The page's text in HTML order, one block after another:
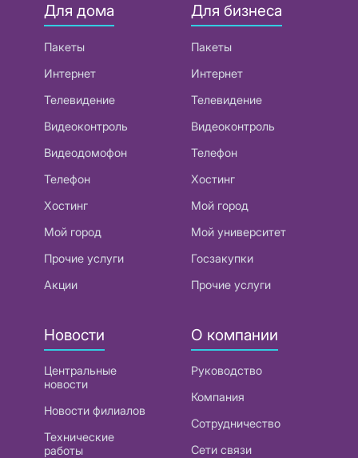
Для дома
Пакеты
Интернет
Телевидение
Видеоконтроль
Видеодомофон
Телефон
Хостинг
Мой город
Прочие услуги
Акции
Для бизнеса
Пакеты
Интернет
Телевидение
Видеоконтроль
Телефон
Хостинг
Мой город
Мой университет
Госзакупки
Прочие услуги
Новости
Центральные
новости
Новости филиалов
Технические
работы
О компании
Руководство
Компания
Сотрудничество
Сети связи